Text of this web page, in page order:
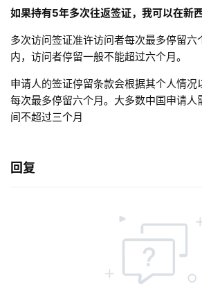
如果持有5年多次往返签证，我可以在新
多次访问签证准许访问者每次最多停留六
内，访问者停留一般不能超过六个月。
申请人的签证停留条款会根据其个人情况
每次最多停留六个月。大多数中国申请人
间不超过三个月
回复